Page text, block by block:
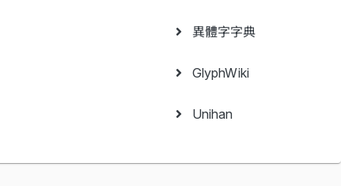
異體字字典
GlyphWiki
Unihan